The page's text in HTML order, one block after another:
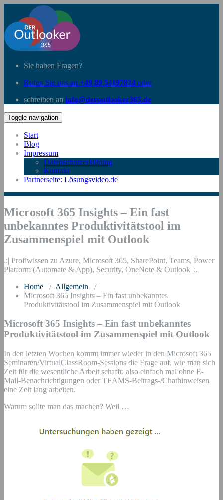
Sie haben Fragen?
Rufen Sie uns an +49 89 54197824 oder
schreiben an info@deroutlooker365.de
Toggle navigation
Start
Blog
Impressum
Datenschutzerklärung
Kontakt
Partnerseite: Lösungsvideo.de
Microsoft 365 Insights – Ein fast
unbekanntes Produktivitätstool im
Zusammenspiel mit Outlook
.:| Profiwissen zu Azure, Microsoft 365, SharePoint, Teams, Power
Platform (Automate & App), Security, OneNote & Outlook |:.
Home / Allgemein /
Microsoft 365 Insights – Ein fast unbekanntes
Produktivitätstool im Zusammenspiel mit Outlook
Microsoft 365 Insights – Ein fast unbekanntes
Produktivitätstool im Zusammenspiel mit Outlook
In den letzten Wochen kommt immer wieder in den Microsoft 365
Seminaren/VirtualClassRoom-Sessions die Frage auf, wie man sich
Zeit für die wesentliche Arbeit schafft: also einfach mal ohne E-
Mail-Benachrichtigungen oder TEAMS-Beitrags-/Chathinweisen
eine Zeit lang arbeiten.
Warum sollte man das machen? Weil …